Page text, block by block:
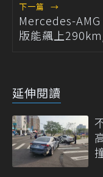
下一篇 →
Mercedes-
版能飆上
延伸閱讀